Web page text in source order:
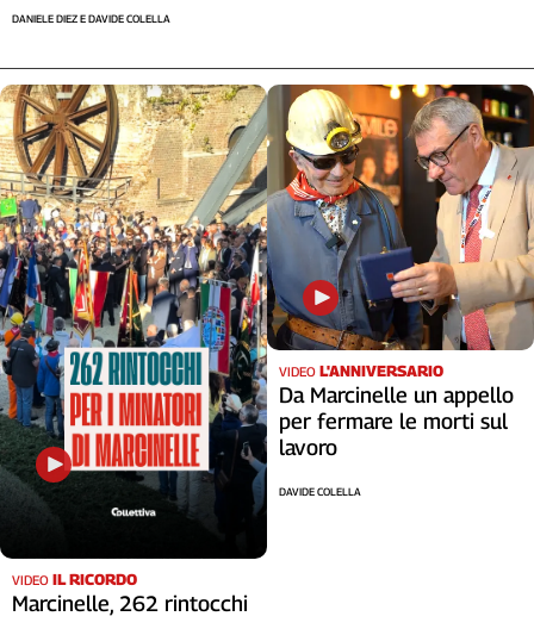
DANIELE DIEZ E DAVIDE COLELLA
VIDEO IL RICORDO
Marcinelle, 262 rintocchi
VIDEO L'ANNIVERSARIO
Da Marcinelle un appello
per fermare le morti sul
lavoro
DAVIDE COLELLA